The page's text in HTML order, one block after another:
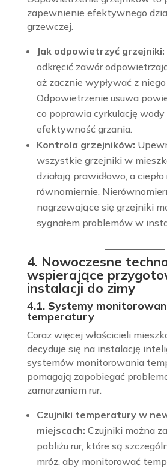
zapewnienie efektywnego
grzewczej.
Jak odpowietrzyć grzejniki:
odkręcić zawór
aż zacznie wypływać z niego
Odpowietrzenie usuwa
co poprawia cyrkulację
efektywność grzania.
Kontrola grzejników:
wszystkie grzejniki w
działają prawidłowo, a
równomiernie.
nagrzewające się grzejniki
sygnałem problemów w
4. Nowoczesne
wspierające
instalacji do zimy
4.1. Systemy
temperatury
Coraz więcej właścicieli
decyduje się na instalację
systemów monitorowania
pomagają zapobiegać
zamarzaniem rur.
Czujniki temperatury w
miejscach: Czujniki można
pobliżu rur, które są
mróz, aby monitorować